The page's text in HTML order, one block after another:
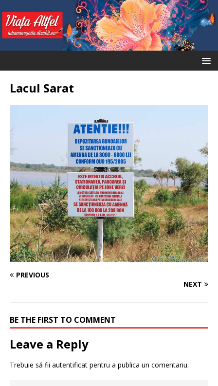
Lacul Sarat
PREVIOUS
NEXT
BE THE FIRST TO COMMENT
Leave a Reply
Trebuie să fii autentificat pentru a publica un comentariu.